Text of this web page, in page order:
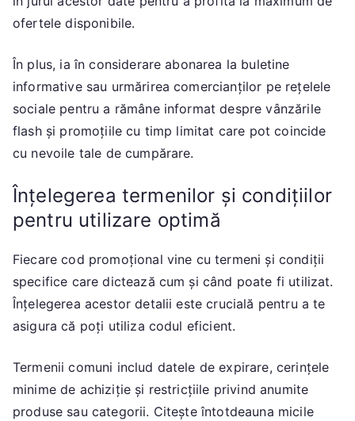
ofertele disponibile.
În plus, ia în considerare abonarea la buletine
informative sau urmărirea comercianților pe rețelele
sociale pentru a rămâne informat despre vânzările
flash și promoțiile cu timp limitat care pot coincide
cu nevoile tale de cumpărare.
Înțelegerea termenilor și condițiilor
pentru utilizare optimă
Fiecare cod promoțional vine cu termeni și condiții
specifice care dictează cum și când poate fi utilizat.
Înțelegerea acestor detalii este crucială pentru a te
asigura că poți utiliza codul eficient.
Termenii comuni includ datele de expirare, cerințele
minime de achiziție și restricțiile privind anumite
produse sau categorii. Citește întotdeauna micile